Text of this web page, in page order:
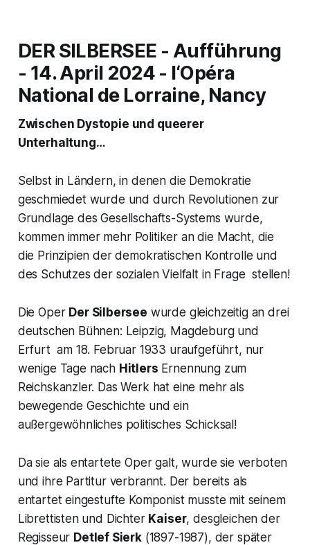
DER SILBERSEE - Aufführung
- 14. April 2024 - l‘Opéra
National de Lorraine, Nancy
Zwischen Dystopie und queerer
Unterhaltung…
Selbst in Ländern, in denen die Demokratie
geschmiedet wurde und durch Revolutionen zur
Grundlage des Gesellschafts-Systems wurde,
kommen immer mehr Politiker an die Macht, die
die Prinzipien der demokratischen Kontrolle und
des Schutzes der sozialen Vielfalt in Frage stellen!
Die Oper Der Silbersee wurde gleichzeitig an drei
deutschen Bühnen: Leipzig, Magdeburg und
Erfurt am 18. Februar 1933 uraufgeführt, nur
wenige Tage nach Hitlers Ernennung zum
Reichskanzler. Das Werk hat eine mehr als
bewegende Geschichte und ein
außergewöhnliches politisches Schicksal!
Da sie als entartete Oper galt, wurde sie verboten
und ihre Partitur verbrannt. Der bereits als
entartet eingestufte Komponist musste mit seinem
Librettisten und Dichter Kaiser, desgleichen der
Regisseur Detlef Sierk(1897-1987), der später